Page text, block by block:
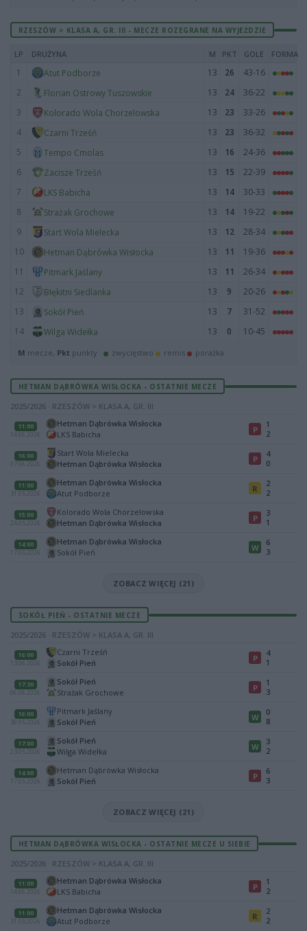
RZESZÓW > KLASA A, GR. III - MECZE ROZEGRANE NA WYJEŹDZIE
LP DRUŻYNA M PKT GOLE FORMA
1 Atut Podborze 13 26
43-16
2
Florian Ostrowy Tuszowskie 13 24
36-22
3
Kolorado Wola Chorzelowska 13 23
33-26
4
Czarni Trześń 13 23
36-32
5
Tempo Cmolas 13 16
24-36
6
Zacisze Trześń 13 15
22-39
7
LKS Babicha 13 14
30-33
8
Strażak Grochowe 13 14
19-22
9
Start Wola Mielecka 13 12
28-34
10
Hetman Dąbrówka Wisłocka 13 11
19-36
11
Pitmark Jaślany 13 11
26-34
12
Błękitni Siedlanka 13 9
20-26
13
Sokół Pień 13 7
31-52
14
Wilga Widełka 13 0 10-45
M mecze, Pkt punkty · zwycięstwo remis porażka
HETMAN DĄBRÓWKA WISŁOCKA - OSTATNIE MECZE
2025/2026 · RZESZÓW > KLASA A, GR. III
11:00
14.06.2026
Hetman Dąbrówka Wisłocka
LKS Babicha
P
1
2
16:00
07.06.2026
Start Wola Mielecka
Hetman Dąbrówka Wisłocka
P
4
0
11:00
31.05.2026
Hetman Dąbrówka Wisłocka
Atut Podborze
R
2
2
15:00
24.05.2026
Kolorado Wola Chorzelowska
Hetman Dąbrówka Wisłocka
P
3
1
14:00
17.05.2026
Hetman Dąbrówka Wisłocka
Sokół Pień
W
6
3
ZOBACZ WIĘCEJ (21)
SOKÓŁ PIEŃ - OSTATNIE MECZE
2025/2026 · RZESZÓW > KLASA A, GR. III
16:00
13.06.2026
Czarni Trześń
Sokół Pień
P
4
1
17:30
06.06.2026
Sokół Pień
Strażak Grochowe
P
1
3
16:00
30.05.2026
Pitmark Jaślany
Sokół Pień
W
0
8
17:00
23.05.2026
Sokół Pień
Wilga Widełka
W
3
2
14:00
17.05.2026
Hetman Dąbrówka Wisłocka
Sokół Pień
P
6
3
ZOBACZ WIĘCEJ (21)
HETMAN DĄBRÓWKA WISŁOCKA - OSTATNIE MECZE U SIEBIE
2025/2026 · RZESZÓW > KLASA A, GR. III
11:00
14.06.2026
Hetman Dąbrówka Wisłocka
LKS Babicha
P
1
2
11:00
31.05.2026
Hetman Dąbrówka Wisłocka
Atut Podborze
R
2
2